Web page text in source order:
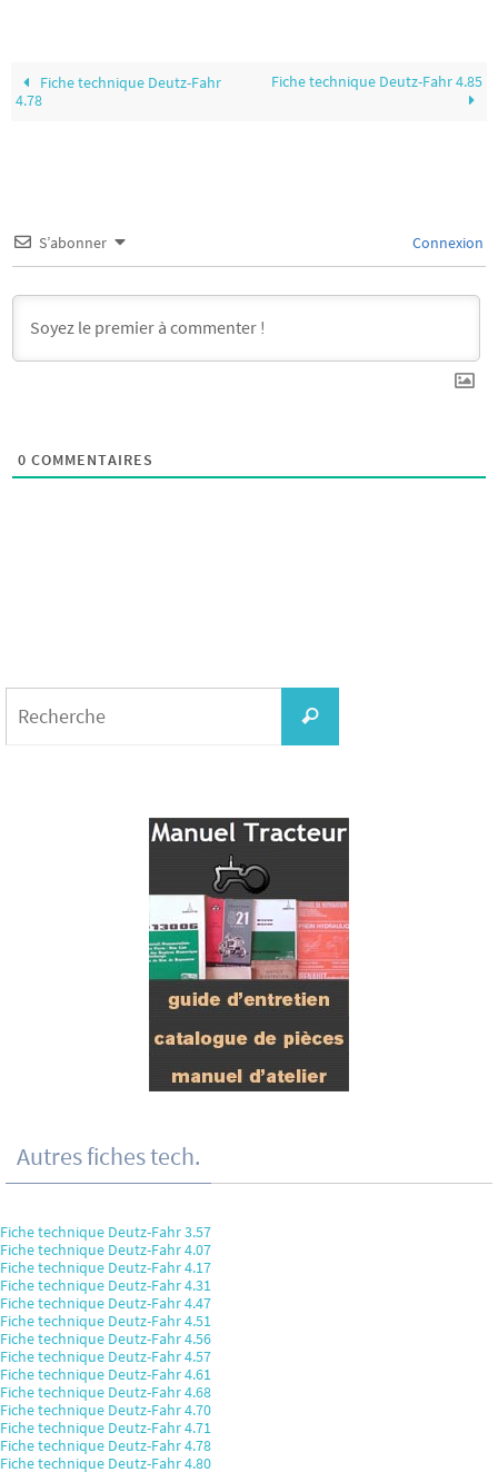
Fiche technique Deutz-Fahr
4.78
Fiche technique Deutz-Fahr 4.85
S’abonner Connexion
0 COMMENTAIRES
Recherche
Autres fiches tech.
Fiche technique Deutz-Fahr 3.57
Fiche technique Deutz-Fahr 4.07
Fiche technique Deutz-Fahr 4.17
Fiche technique Deutz-Fahr 4.31
Fiche technique Deutz-Fahr 4.47
Fiche technique Deutz-Fahr 4.51
Fiche technique Deutz-Fahr 4.56
Fiche technique Deutz-Fahr 4.57
Fiche technique Deutz-Fahr 4.61
Fiche technique Deutz-Fahr 4.68
Fiche technique Deutz-Fahr 4.70
Fiche technique Deutz-Fahr 4.71
Fiche technique Deutz-Fahr 4.78
Fiche technique Deutz-Fahr 4.80